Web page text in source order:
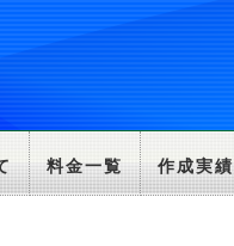
料金一覧 作成実績